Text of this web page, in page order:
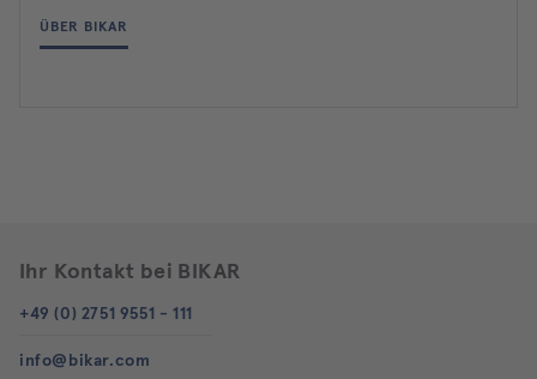
ÜBER BIKAR
Ihr Kontakt bei BIKAR
+49 (0) 2751 9551 - 111
info@bikar.com